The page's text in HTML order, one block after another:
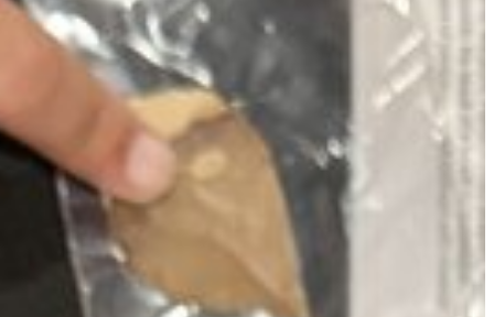
سهولة الوصول والحركة
الشروط والأحكام
سياسة ملفات تعريف الارتباط